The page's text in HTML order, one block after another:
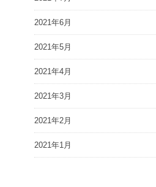
2021年6月
2021年5月
2021年4月
2021年3月
2021年2月
2021年1月